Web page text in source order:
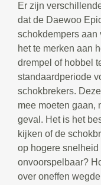
Er zijn
dat de Daewoo
schokdempers aan
het te merken aan
drempel of hobbel
standaardperiode
schokbrekers.
mee moeten gaan,
geval. Het is het
kijken of de
op hogere
onvoorspelbaar?
over oneffen